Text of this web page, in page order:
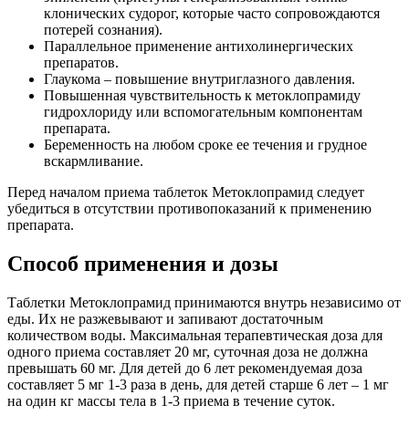
клонических судорог, которые часто сопровождаются
потерей сознания).
Параллельное применение антихолинергических
препаратов.
Глаукома – повышение внутриглазного давления.
Повышенная чувствительность к метоклопрамиду
гидрохлориду или вспомогательным компонентам
препарата.
Беременность на любом сроке ее течения и грудное
вскармливание.
Перед началом приема таблеток Метоклопрамид следует
убедиться в отсутствии противопоказаний к применению
препарата.
Способ применения и дозы
Таблетки Метоклопрамид принимаются внутрь независимо от
еды. Их не разжевывают и запивают достаточным
количеством воды. Максимальная терапевтическая доза для
одного приема составляет 20 мг, суточная доза не должна
превышать 60 мг. Для детей до 6 лет рекомендуемая доза
составляет 5 мг 1-3 раза в день, для детей старше 6 лет – 1 мг
на один кг массы тела в 1-3 приема в течение суток.